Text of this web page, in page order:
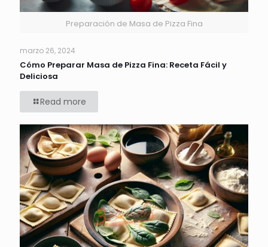
Preparación de Masa de Pizza Fina
marzo 26, 2024
Cómo Preparar Masa de Pizza Fina: Receta Fácil y
Deliciosa
Read more